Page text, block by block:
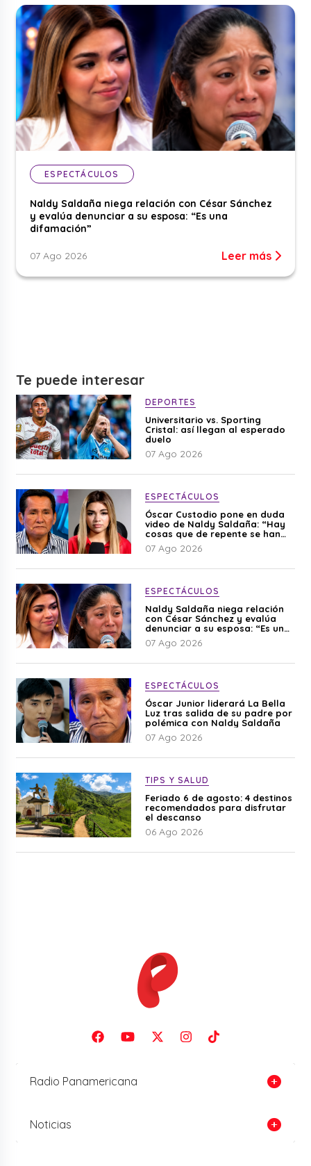
ESPECTÁCULOS
Naldy Saldaña niega relación con César Sánchez
y evalúa denunciar a su esposa: “Es una
difamación”
07 Ago 2026 Leer más
Te puede interesar
DEPORTES
Universitario vs. Sporting
Cristal: así llegan al esperado
duelo
07 Ago 2026
ESPECTÁCULOS
Óscar Custodio pone en duda
video de Naldy Saldaña: “Hay
cosas que de repente se han
editado”
07 Ago 2026
ESPECTÁCULOS
Naldy Saldaña niega relación
con César Sánchez y evalúa
denunciar a su esposa: “Es una
difamación”
07 Ago 2026
ESPECTÁCULOS
Óscar Junior liderará La Bella
Luz tras salida de su padre por
polémica con Naldy Saldaña
07 Ago 2026
TIPS Y SALUD
Feriado 6 de agosto: 4 destinos
recomendados para disfrutar
el descanso
06 Ago 2026
Radio Panamericana
Noticias